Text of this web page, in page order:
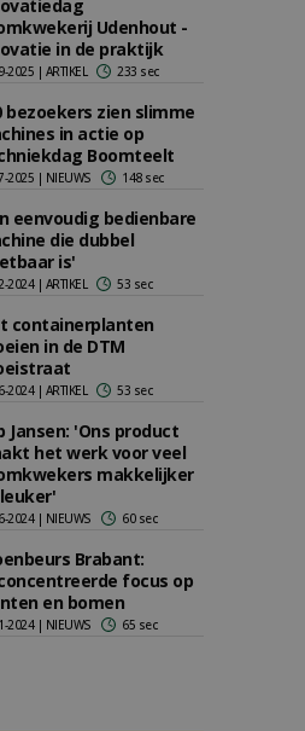
Udenhout -
in de praktijk
2025 | ARTIKEL 233 sec
bezoekers zien slimme
in actie op
Boomteelt
2025 | NIEUWS 148 sec
eenvoudig bedienbare
die dubbel
is'
2024 | ARTIKEL 53 sec
containerplanten
in de DTM
2024 | ARTIKEL 53 sec
Jansen: 'Ons product
het werk voor veel
makkelijker
2024 | NIEUWS 60 sec
Brabant:
focus op
en bomen
2024 | NIEUWS 65 sec